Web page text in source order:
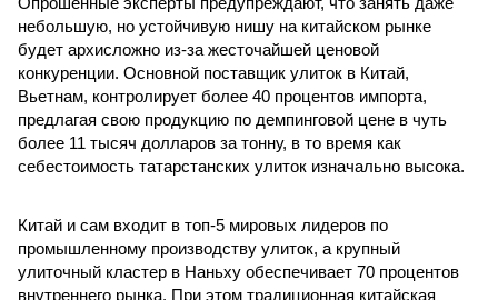
небольшую, но устойчивую нишу на китайском рынке
будет архисложно из-за жесточайшей ценовой
конкуренции. Основной поставщик улиток в Китай,
Вьетнам, контролирует более 40 процентов импорта,
предлагая свою продукцию по демпинговой цене в чуть
более 11 тысяч долларов за тонну, в то время как
себестоимость татарстанских улиток изначально высока.
Китай и сам входит в топ-5 мировых лидеров по
промышленному производству улиток, а крупный
улиточный кластер в Наньху обеспечивает 70 процентов
внутреннего рынка. При этом традиционная китайская